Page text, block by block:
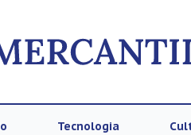
Tecnologia